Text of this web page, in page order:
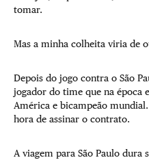
tomar.
Mas a minha colheita viria de
Depois do jogo contra o São
jogador do time que na época
América e bicampeão
hora de assinar o contrato.
A viagem para São Paulo dura